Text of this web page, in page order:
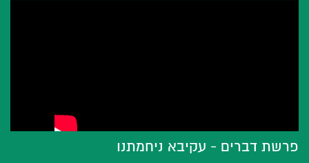
פרשת דברים - עקיבא ניחמתנו